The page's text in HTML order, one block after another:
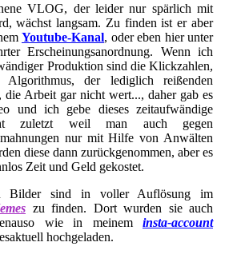
VLOG, der leider nur spärlich mit
wächst langsam. Zu finden ist er aber
Youtube-Kanal, oder eben hier unter
Erscheinungsanordnung. Wenn ich
Produktion sind die Klickzahlen,
der lediglich reißenden
Arbeit gar nicht wert..., daher gab es
und ich gebe dieses zeitaufwändige
zuletzt weil man auch gegen
nur mit Hilfe von Anwälten
diese dann zurückgenommen, aber es
Zeit und Geld gekostet.
Bilder sind in voller Auflösung im
zu finden. Dort wurden sie auch
wie in meinem
insta-account
hochgeladen.